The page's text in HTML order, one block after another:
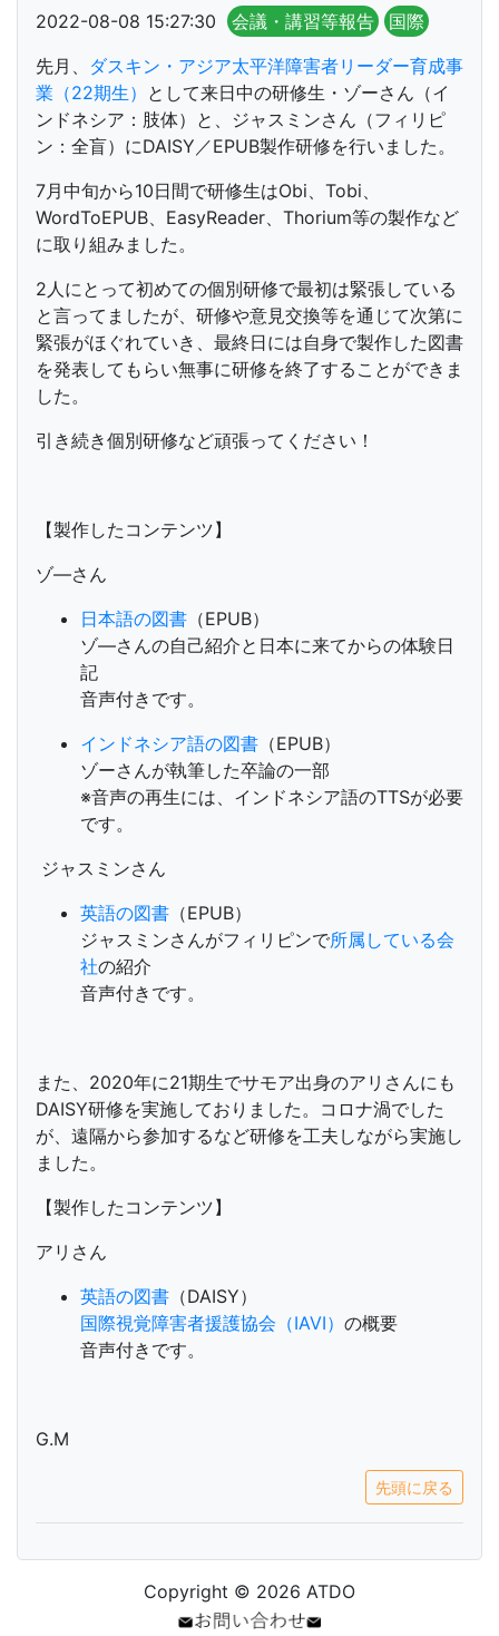
2022-08-08 15:27:30 会議・講習等報告
国際
先月、 ダスキン・アジア太平洋障害者リーダー育成事
業（22期生） として来日中の研修生・ゾーさん（イ
ンドネシア：肢体）と、ジャスミンさん（フィリピ
ン：全盲）にDAISY／EPUB製作研修を行いました。
7月中旬から10日間で研修生はObi、 Tobi、
WordToEPUB、 EasyReader、 Thorium等の製作など
に取り組みました。
2人にとって初めての個別研修で最初は緊張している
と言ってましたが、研修や意見交換等を通じて次第に
緊張がほぐれていき、最終日には自身で製作した図書
を発表してもらい無事に研修を終了することができま
した。
引き続き個別研修など頑張ってください！
【製作したコンテンツ】
ゾ―さん
日本語の図書 （EPUB）
ゾ―さんの自己紹介と日本に来てからの体験日
記
音声付きです。
インドネシア語の図書 （EPUB）
ゾーさんが執筆した卒論の一部
※音声の再生には、インドネシア語のTTSが必要
です。
ジャスミンさん
英語の図書 （EPUB）
ジャスミンさんがフィリピンで所属している会
社の紹介
音声付きです。
また、 2020年に21期生でサモア出身のアリさんにも
DAISY研修を実施しておりました。コロナ渦でした
が、遠隔から参加するなど研修を工夫しながら実施し
ました。
【製作したコンテンツ】
アリさん
英語の図書 （DAISY）
国際視覚障害者援護協会（IAVI） の概要
音声付きです。
G.M
先頭に戻る
Copyright © 2026 ATDO